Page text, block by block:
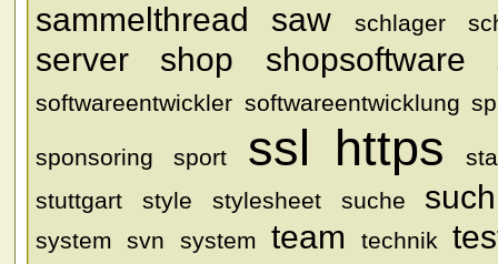
sammelthread saw schlager
server shop shopsoftware
softwareentwickler softwareentwicklung
sponsoring sport ssl https
stuttgart
style stylesheet suche
system svn system team technik